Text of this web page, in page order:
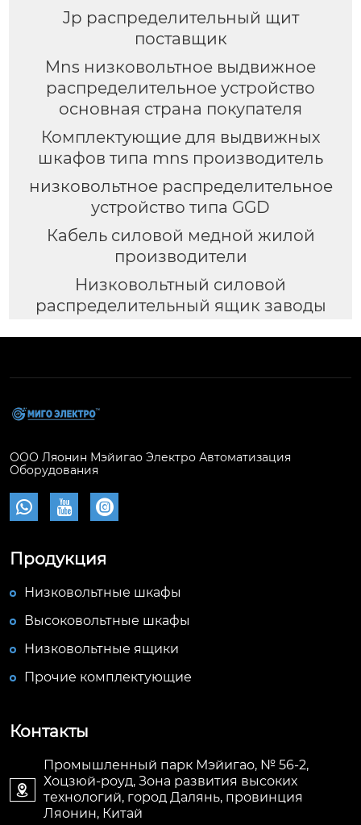
Jp распределительный щит
поставщик
Mns низковольтное выдвижное
распределительное устройство
основная страна покупателя
Комплектующие для выдвижных
шкафов типа mns производитель
низковольтное распределительное
устройство типа GGD
Кабель силовой медной жилой
производители
Низковольтный силовой
распределительный ящик заводы
ООО Ляонин Мэйигао Электро Автоматизация
Оборудования
  
Продукция
Низковольтные шкафы
Высоковольтные шкафы
Низковольтные ящики
Прочие комплектующие
Контакты

Промышленный парк Мэйигао, № 56-2,
Хоцзюй-роуд, Зона развития высоких
технологий, город Далянь, провинция
Ляонин, Китай